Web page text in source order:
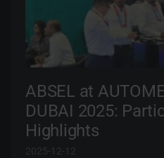
actions sur notre site web pour
Nous utilisons ces données pour
Automatisation marketing
Nous stockerons des données pour
à certains groupes de visiteurs.
ABSEL at
DUBAI 2025:
Highlights
2025-12-12